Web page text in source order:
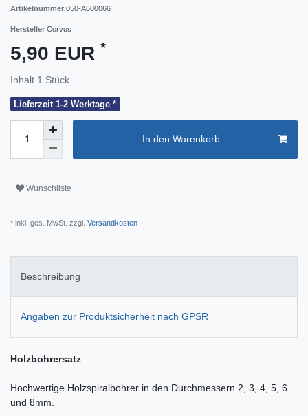
Artikelnummer 050-A600066
Hersteller Corvus
5,90 EUR *
Inhalt 1 Stück
Lieferzeit 1-2 Werktage *
In den Warenkorb
Wunschliste
* inkl. ges. MwSt. zzgl. Versandkosten
Beschreibung
Angaben zur Produktsicherheit nach GPSR
Holzbohrersatz
Hochwertige Holzspiralbohrer in den Durchmessern 2, 3, 4, 5, 6
und 8mm.